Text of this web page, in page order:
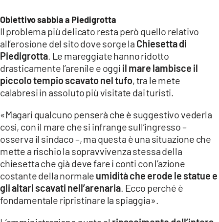
Obiettivo sabbia a Piedigrotta
Il problema più delicato resta però quello relativo
all’erosione del sito dove sorge la Chiesetta di
Piedigrotta. Le mareggiate hanno ridotto
drasticamente l’arenile e oggi il mare lambisce il
piccolo tempio scavato nel tufo, tra le mete
calabresi in assoluto più visitate dai turisti.
«Magari qualcuno penserà che è suggestivo vederla
così, con il mare che si infrange sull’ingresso –
osserva il sindaco –, ma questa è una situazione che
mette a rischio la sopravvivenza stessa della
chiesetta che già deve fare i conti con l’azione
costante della normale umidità che erode le statue e
gli altari scavati nell’arenaria. Ecco perché è
fondamentale ripristinare la spiaggia».